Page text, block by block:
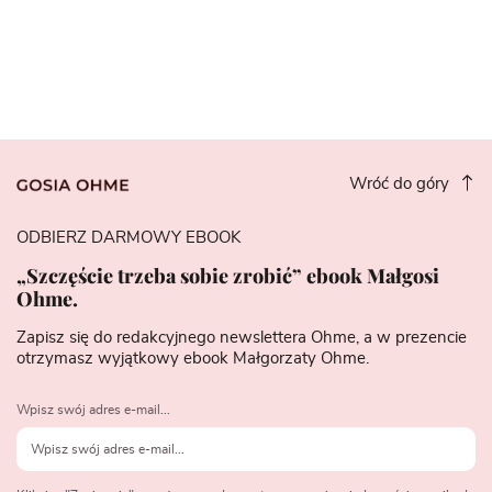
Wróć do góry
ODBIERZ DARMOWY EBOOK
„Szczęście trzeba sobie zrobić” ebook Małgosi
Ohme.
Zapisz się do redakcyjnego newslettera Ohme, a w prezencie
otrzymasz wyjątkowy ebook Małgorzaty Ohme.
Wpisz swój adres e-mail...